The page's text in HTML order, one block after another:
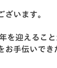
います。
を迎えるこ
手伝いで